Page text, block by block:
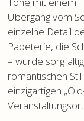
Übergang vom
einzelne Detail
Papeterie, die
– wurde
romantischen
einzigartigen